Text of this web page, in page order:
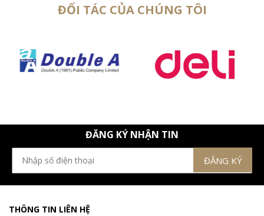
ĐỐI TÁC CỦA CHÚNG TÔI
ĐĂNG KÝ NHẬN TIN
THÔNG TIN LIÊN HỆ